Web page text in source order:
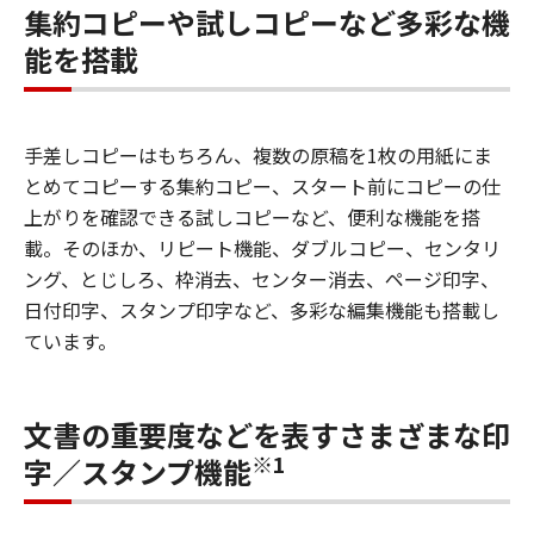
集約コピーや試しコピーなど多彩な機
能を搭載
手差しコピーはもちろん、複数の原稿を1枚の用紙にま
とめてコピーする集約コピー、スタート前にコピーの仕
上がりを確認できる試しコピーなど、便利な機能を搭
載。そのほか、リピート機能、ダブルコピー、センタリ
ング、とじしろ、枠消去、センター消去、ページ印字、
日付印字、スタンプ印字など、多彩な編集機能も搭載し
ています。
文書の重要度などを表すさまざまな印
字／スタンプ機能※1